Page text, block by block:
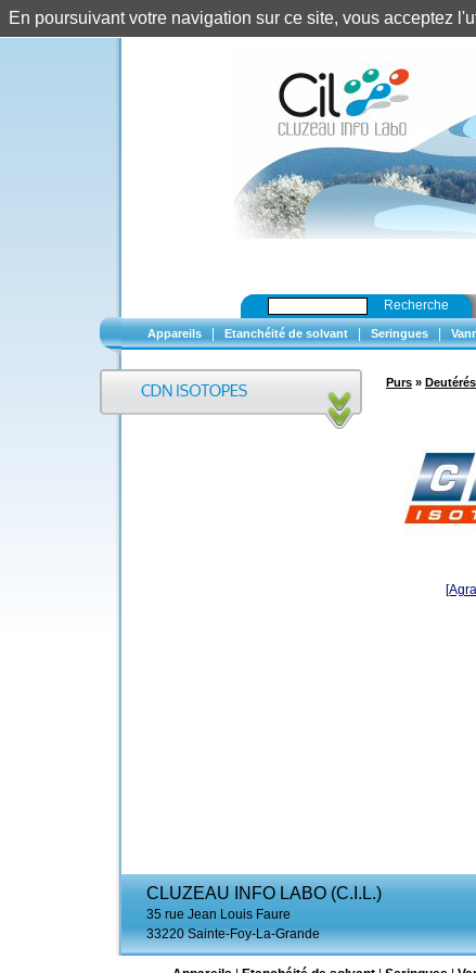
Recherche
Appareils Etanchéité de solvant Seringues
Purs »
CLUZEAU INFO LABO (C.I.L.)
35 rue Jean Louis Faure
33220 Sainte-Foy-La-Grande
En poursuivant votre navigation sur ce site, vous